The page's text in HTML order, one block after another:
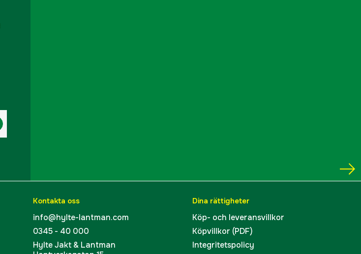
Kontakta oss
info@hylte-lantman.com
0345 - 40 000
Hylte Jakt & Lantman
Dina rättigheter
Köp- och leveransvillkor
Köpvillkor (PDF)
Integritetspolicy